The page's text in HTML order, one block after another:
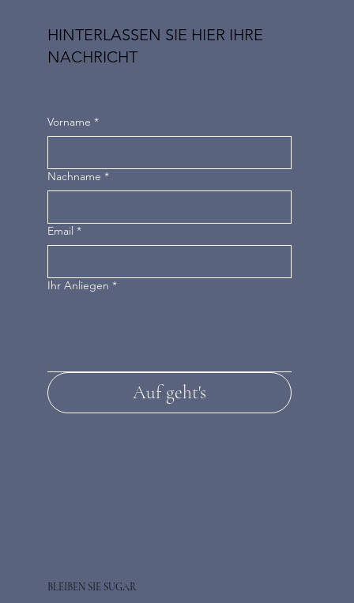
HINTERLASSEN SIE HIER IHRE
NACHRICHT
Vorname *
Nachname *
Email *
Ihr Anliegen *
Auf geht's
BLEIBEN SIE SUGAR